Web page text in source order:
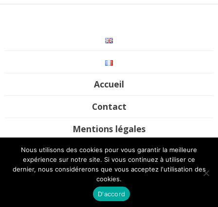
Accueil
Contact
Mentions légales
©2017-2020 Futura Mobility. All rights reserved / Site byUP Digital
Studio
Nous utilisons des cookies pour vous garantir la meilleure
expérience sur notre site. Si vous continuez à utiliser ce
dernier, nous considérerons que vous acceptez l'utilisation des
cookies.
D'accord